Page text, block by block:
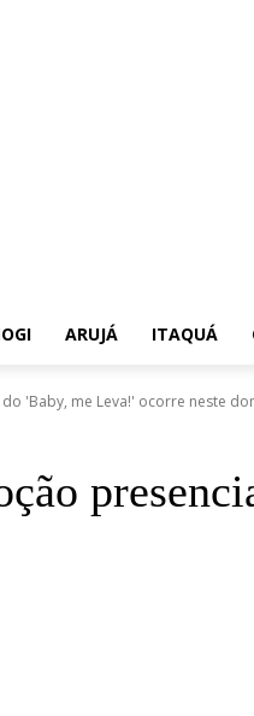
ARUJÁ ITAQUÁ
'Baby, me Leva!' ocorre neste